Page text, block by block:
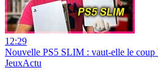
12:29
Nouvelle PS5 SLIM : vaut-elle le
JeuxActu